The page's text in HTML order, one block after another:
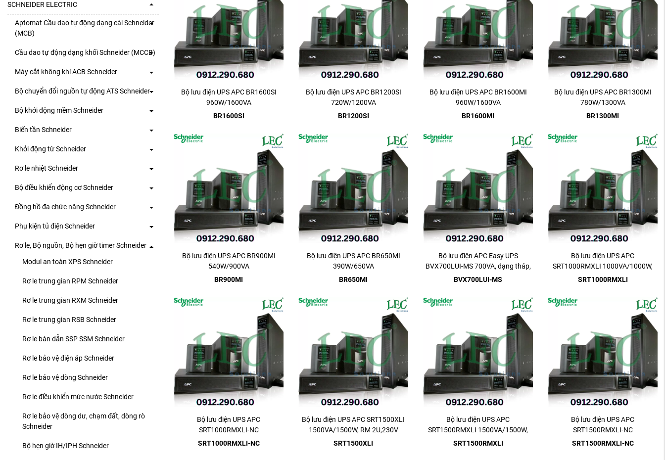
SCHNEIDER ELECTRIC
Aptomat Cầu dao tự động dạng cài Schneider
(MCB)
Cầu dao tự động dạng khối Schneider (MCCB)
Máy cắt không khí ACB Schneider
Bộ chuyển đổi nguồn tự động ATS Schneider
Bộ khởi động mềm Schneider
Biến tần Schneider
Khởi động từ Schneider
Rơ le nhiệt Schneider
Bộ điều khiển động cơ Schneider
Đồng hồ đa chức năng Schneider
Phụ kiện tủ điện Schneider
Rơ le, Bộ nguồn, Bộ hẹn giờ timer Schneider
Modul an toàn XPS Schneider
Rơ le trung gian RPM Schneider
Rơ le trung gian RXM Schneider
Rơ le trung gian RSB Schneider
Rơ le bán dẫn SSP SSM Schneider
Rơ le bảo vệ điện áp Schneider
Rơ le bảo vệ dòng Schneider
Rơ le điều khiển mức nước Schneider
Rơ le bảo vệ dòng dư, chạm đất, dòng rò
Schneider
Bộ hẹn giờ IH/IPH Schneider
Bộ lưu điện UPS APC BR1600SI
960W/1600VA
BR1600SI
Bộ lưu điện UPS APC BR1200SI
720W/1200VA
BR1200SI
Bộ lưu điện UPS APC BR1600MI
960W/1600VA
BR1600MI
Bộ lưu điện UPS APC BR1300MI
780W/1300VA
BR1300MI
Bộ lưu điện UPS APC BR900MI
540W/900VA
BR900MI
Bộ lưu điện UPS APC BR650MI
390W/650VA
BR650MI
Bộ lưu điện APC Easy UPS
BVX700LUI-MS 700VA, dạng tháp,
230V, 2 ổ cắm đa ...
BVX700LUI-MS
Bộ lưu điện UPS APC
SRT1000RMXLI 1000VA/1000W,
RM 2U, 230V
SRT1000RMXLI
Bộ lưu điện UPS APC
SRT1000RMXLI-NC
1000VA/1000W, RM 2U, 230V
SRT1000RMXLI-NC
Bộ lưu điện UPS APC SRT1500XLI
1500VA/1500W, RM 2U,230V
SRT1500XLI
Bộ lưu điện UPS APC
SRT1500RMXLI 1500VA/1500W,
RM 2U,230V
SRT1500RMXLI
Bộ lưu điện UPS APC
SRT1500RMXLI-NC
1500VA/1500W, RM 2U,230V
SRT1500RMXLI-NC